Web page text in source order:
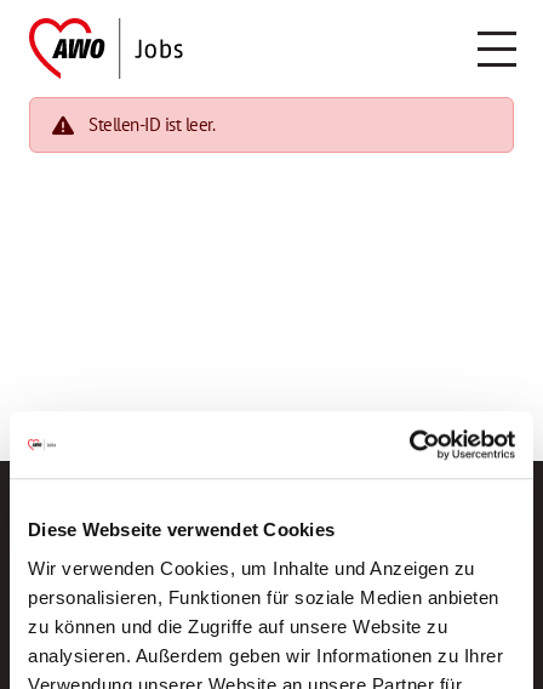
Diese Webseite verwendet Cookies
Wir verwenden Cookies, um Inhalte und Anzeigen zu
personalisieren, Funktionen für soziale Medien anbieten
zu können und die Zugriffe auf unsere Website zu
analysieren. Außerdem geben wir Informationen zu Ihrer
Verwendung unserer Website an unsere Partner für
Stellen-ID ist leer.
Neue Stellen per E-Mail.
Ein kostenloser Service von AWO
Jobs.